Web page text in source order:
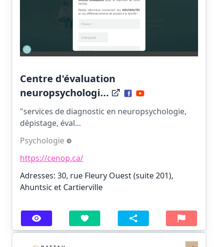
Centre d'évaluation
neuropsychologi...
"services de diagnostic en neuropsychologie,
dépistage, éval...
Psychologie
https://cenop.ca/
Adresses: 30, rue Fleury Ouest (suite 201),
Ahuntsic et Cartierville